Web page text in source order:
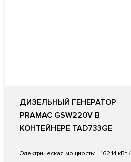
ДИЗЕЛЬНЫЙ ГЕНЕРАТОР
PRAMAC GSW220V В
КОНТЕЙНЕРЕ TAD733GE
Электрическая мощность:
162.14 кВт /